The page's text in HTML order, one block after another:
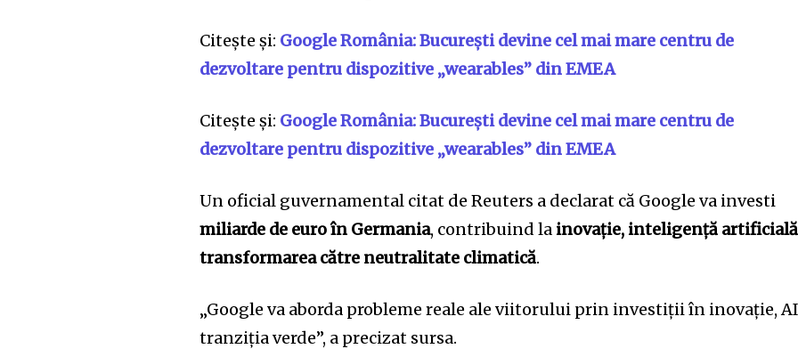
Citește și: Google România: București devine cel mai mare centru de
dezvoltare pentru dispozitive „wearables” din EMEA
Citește și: Google România: București devine cel mai mare centru de
dezvoltare pentru dispozitive „wearables” din EMEA
Un oficial guvernamental citat de Reuters a declarat că Google va investi
miliarde de euro în Germania, contribuind la inovație, inteligență artificială
transformarea către neutralitate climatică.
„Google va aborda probleme reale ale viitorului prin investiții în inovație,
tranziția verde”, a precizat sursa.